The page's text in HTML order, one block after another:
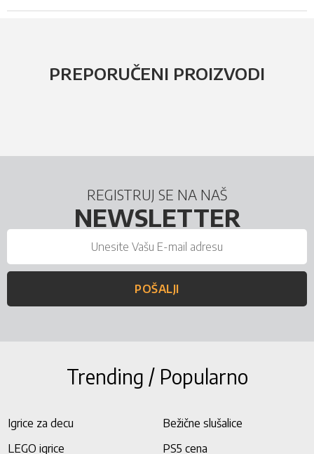
PREPORUČENI PROIZVODI
REGISTRUJ SE NA NAŠ
NEWSLETTER
POŠALJI
Trending / Popularno
Igrice za decu
Bežične slušalice
LEGO igrice
PS5 cena